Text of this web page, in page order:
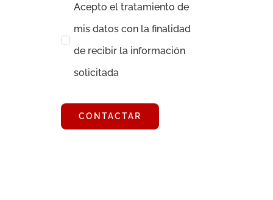
Acepto el tratamiento de
mis datos con la finalidad
de recibir la información
solicitada
CONTACTAR